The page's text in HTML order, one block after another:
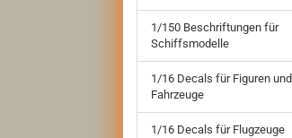
1/150 Beschriftungen für
Schiffsmodelle
1/16 Decals für Figuren und
Fahrzeuge
1/16 Decals für Flugzeuge